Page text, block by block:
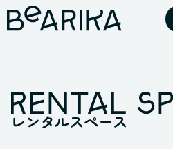
レンタルスペース